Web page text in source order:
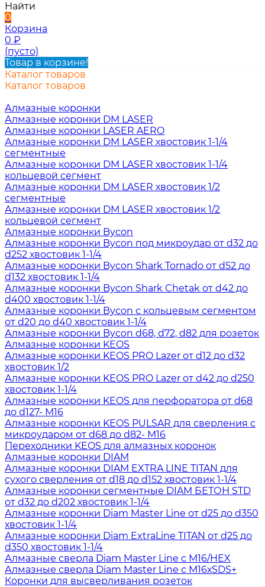
Найти
0
Корзина
0 ₽
(пусто)
Товар в корзине!
Каталог товаров
Каталог товаров
Алмазные коронки
Алмазные коронки DM LASER
Алмазные коронки LASER AERO
Алмазные коронки DM LASER хвостовик 1-1/4
сегментные
Алмазные коронки DM LASER хвостовик 1-1/4
кольцевой сегмент
Алмазные коронки DM LASER хвостовик 1/2
сегментные
Алмазные коронки DM LASER хвостовик 1/2
кольцевой сегмент
Алмазные коронки Bycon
Алмазные коронки Bycon под микроудар от d32 до
d252 хвостовик 1-1/4
Алмазные коронки Bycon Shark Tornado от d52 до
d132 хвостовик 1-1/4
Алмазные коронки Bycon Shark Chetak от d42 до
d400 хвостовик 1-1/4
Алмазные коронки Bycon с кольцевым сегментом
от d20 до d40 хвостовик 1-1/4
Алмазные коронки Bycon d68, d72, d82 для розеток
Алмазные коронки KEOS
Алмазные коронки KEOS PRO Lazer от d12 до d32
хвостовик 1/2
Алмазные коронки KEOS PRO Lazer от d42 до d250
хвостовик 1-1/4
Алмазные коронки KEOS для перфоратора от d68
до d127- М16
Алмазные коронки KEOS PULSAR для сверления с
микроударом от d68 до d82- М16
Переходники KEOS для алмазных коронок
Алмазные коронки DIAM
Алмазные коронки DIAM EXTRA LINE TITAN для
сухого сверления от d18 до d152 хвостовик 1-1/4
Алмазные коронки сегментные DIAM БЕТОН STD
от d32 до d202 хвостовик 1-1/4
Алмазные коронки Diam Master Line от d25 до d350
хвостовик 1-1/4
Алмазные коронки Diam ExtraLine ТITAN от d25 до
d350 хвостовик 1-1/4
Алмазные сверла Diam Master Line с М16/HEX
Алмазные сверла Diam Master Line с М16хSDS+
Коронки для высверливания розеток